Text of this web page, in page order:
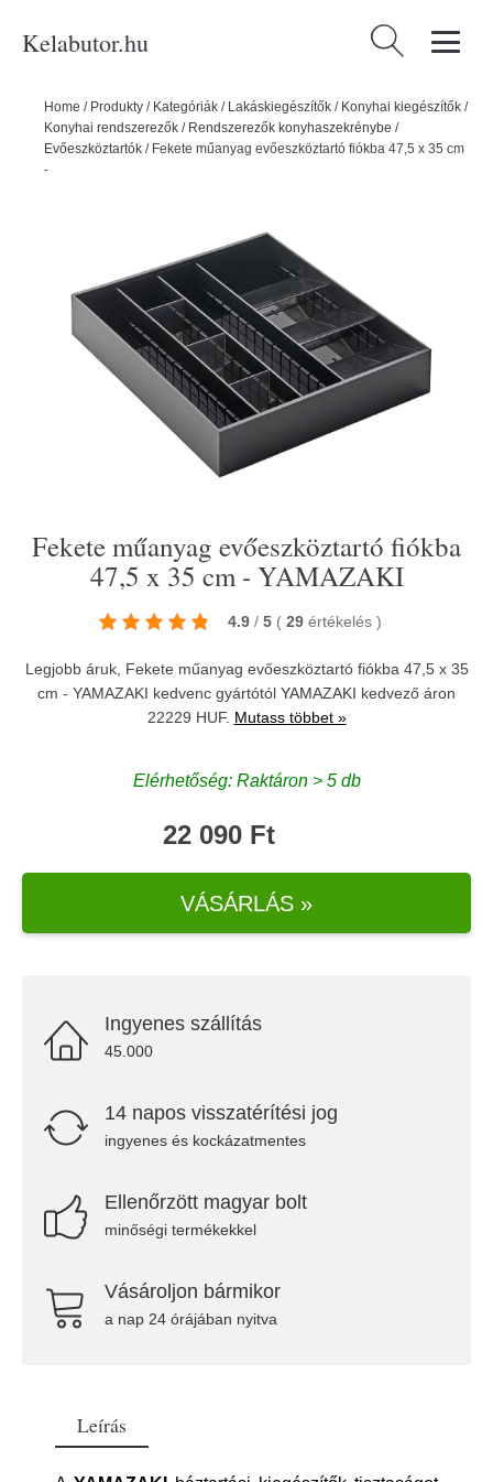
Kelabutor.hu Keresés:
Home / Produkty / Kategóriák / Lakáskiegészítők / Konyhai kiegészítők /
Konyhai rendszerezők / Rendszerezők konyhaszekrénybe /
Evőeszköztartók / Fekete műanyag evőeszköztartó fiókba 47,5 x 35 cm
- YAMAZAKI
Fekete műanyag evőeszköztartó fiókba
47,5 x 35 cm - YAMAZAKI
4.9 / 5 ( 29 értékelés )
Legjobb áruk, Fekete műanyag evőeszköztartó fiókba 47,5 x 35
cm - YAMAZAKI kedvenc gyártótól YAMAZAKI kedvező áron
22229 HUF. Mutass többet »
Elérhetőség: Raktáron > 5 db
22 090 Ft
VÁSÁRLÁS »
Ingyenes szállítás
45.000
14 napos visszatérítési jog
ingyenes és kockázatmentes
Ellenőrzött magyar bolt
minőségi termékekkel
Vásároljon bármikor
a nap 24 órájában nyitva
Leírás